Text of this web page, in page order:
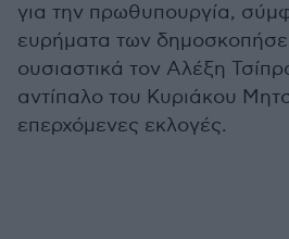
για την πρωθυπουργία,
ευρήματα των
ουσιαστικά τον Αλέξη
αντίπαλο του Κυριάκου
επερχόμενες εκλογές.